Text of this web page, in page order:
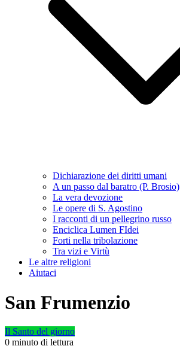
Dichiarazione dei diritti umani
A un passo dal baratro (P. Brosio)
La vera devozione
Le opere di S. Agostino
I racconti di un pellegrino russo
Enciclica Lumen FIdei
Forti nella tribolazione
Tra vizi e Virtù
Le altre religioni
Aiutaci
San Frumenzio
Il Santo del giorno
0 minuto di lettura